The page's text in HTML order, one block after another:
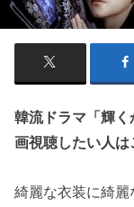
韓流ドラマ「輝
画視聴したい人は
綺麗な衣装に綺麗